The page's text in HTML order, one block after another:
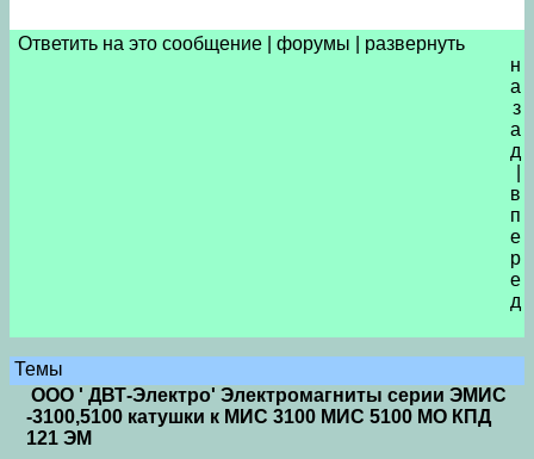
Ответить на это сообщение форумы
развернуть
н
а
з
а
д
в
п
е
р
е
д
Темы
ООО ' ДВТ-Электро' Электромагниты серии ЭМИС
-3100,5100 катушки к МИС 3100 МИС 5100 МО КПД
121 ЭМ